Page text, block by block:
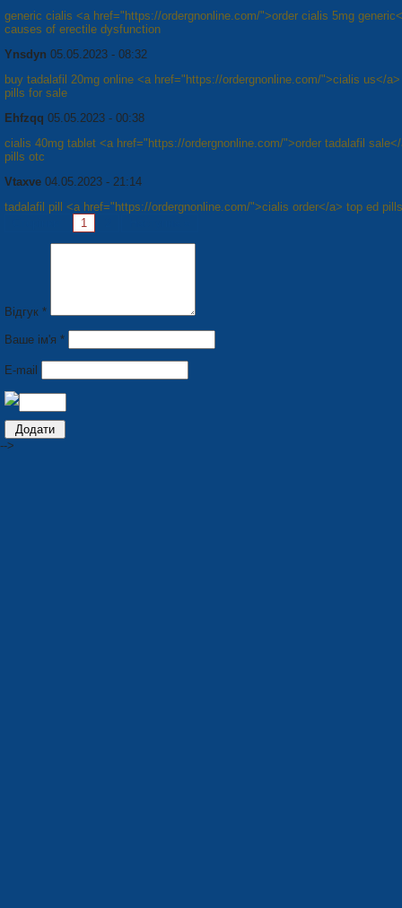
generic cialis <a href="https://ordergnonline.com/">order cialis 5mg
causes of erectile dysfunction
Ynsdyn 05.05.2023 - 08:32
buy tadalafil 20mg online <a href="https://ordergnonline.com/">cialis us</
pills for sale
Ehfzqq 05.05.2023 - 00:38
cialis 40mg tablet <a href="https://ordergnonline.com/">order tadalafil
pills otc
Vtaxve 04.05.2023 - 21:14
tadalafil pill <a href="https://ordergnonline.com/">cialis order</a> top ed pills
1
Відгук *
Ваше ім'я *
E-mail
-->